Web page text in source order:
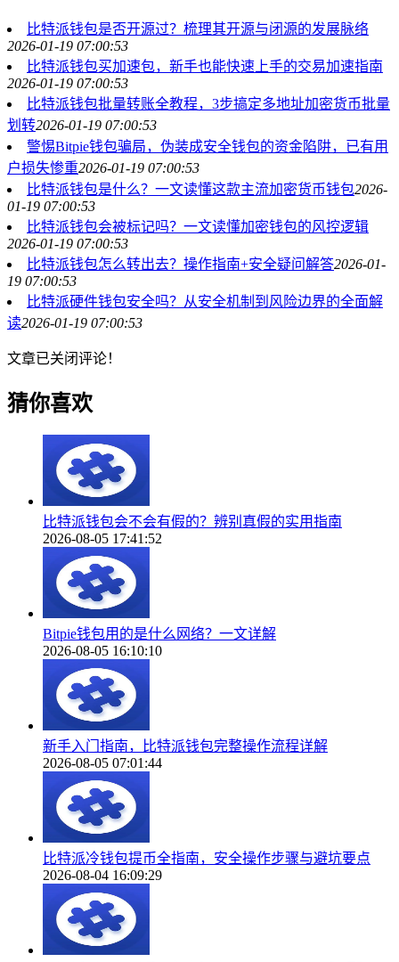
比特派钱包是否开源过？梳理其开源与闭源的发展脉络
2026-01-19 07:00:53
比特派钱包买加速包，新手也能快速上手的交易加速指南
2026-01-19 07:00:53
比特派钱包批量转账全教程，3步搞定多地址加密货币批量
划转2026-01-19 07:00:53
警惕Bitpie钱包骗局，伪装成安全钱包的资金陷阱，已有用
户损失惨重2026-01-19 07:00:53
比特派钱包是什么？一文读懂这款主流加密货币钱包2026-
01-19 07:00:53
比特派钱包会被标记吗？一文读懂加密钱包的风控逻辑
2026-01-19 07:00:53
比特派钱包怎么转出去？操作指南+安全疑问解答2026-01-
19 07:00:53
比特派硬件钱包安全吗？从安全机制到风险边界的全面解
读2026-01-19 07:00:53
文章已关闭评论！
猜你喜欢
比特派钱包会不会有假的？辨别真假的实用指南
2026-08-05 17:41:52
Bitpie钱包用的是什么网络？一文详解
2026-08-05 16:10:10
新手入门指南，比特派钱包完整操作流程详解
2026-08-05 07:01:44
比特派冷钱包提币全指南，安全操作步骤与避坑要点
2026-08-04 16:09:29